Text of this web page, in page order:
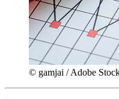
© gamjai / Adobe